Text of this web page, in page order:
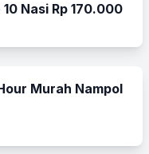
Nasi Rp 170.000
Murah Nampol